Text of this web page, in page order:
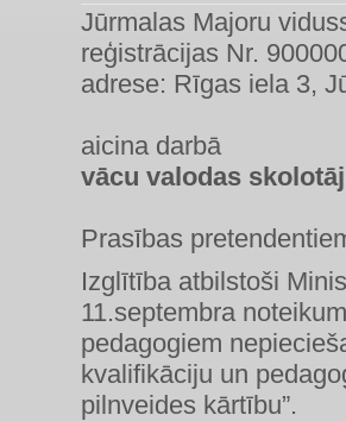
Jūrmalas Majoru
reģistrācijas Nr.
adrese: Rīgas iela 3,
aicina darbā
vācu valodas
Prasības
Izglītība atbilstoši
11.septembra
pedagogiem
kvalifikāciju un
pilnveides kārtību”.